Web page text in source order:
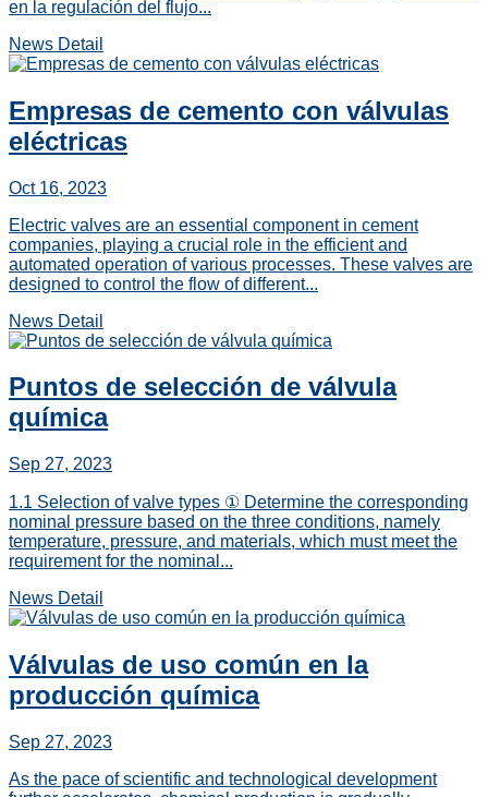
en la regulación del flujo...
News Detail
Empresas de cemento con válvulas
eléctricas
Oct 16, 2023
Electric valves are an essential component in cement
companies, playing a crucial role in the efficient and
automated operation of various processes. These valves are
designed to control the flow of different...
News Detail
Puntos de selección de válvula
química
Sep 27, 2023
1.1 Selection of valve types ① Determine the corresponding
nominal pressure based on the three conditions, namely
temperature, pressure, and materials, which must meet the
requirement for the nominal...
News Detail
Válvulas de uso común en la
producción química
Sep 27, 2023
As the pace of scientific and technological development